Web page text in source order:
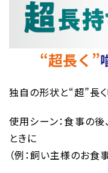
“超長く”
独自の形状と“超”長く
使用シーン：食事の後
ときに
（例：飼い主様のお食